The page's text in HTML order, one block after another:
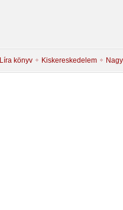
Líra könyv Kiskereskedelem